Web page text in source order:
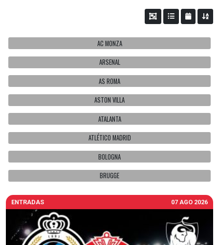
AC MONZA
ARSENAL
AS ROMA
ASTON VILLA
ATALANTA
ATLÉTICO MADRID
BOLOGNA
BRUGGE
ENTRADAS 07 AGO 2026